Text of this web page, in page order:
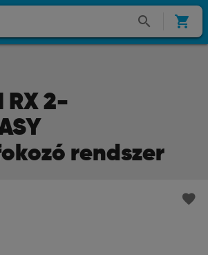
RX 2-
rendszer
favorite
search shopping_cart